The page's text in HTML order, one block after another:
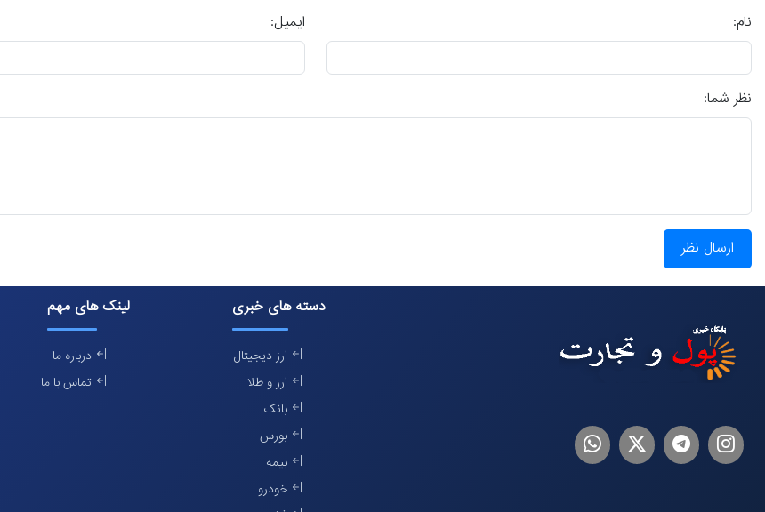
نام:
ایمیل:
نظر شما:
ارسال نظر
اینستاگرام
تلگرام توییترلینکدین
دسته های خبری
ارز دیجیتال
ارز و طلا
بانک
بورس
بیمه
خودرو
لینک های مهم
درباره ما
تماس با ما